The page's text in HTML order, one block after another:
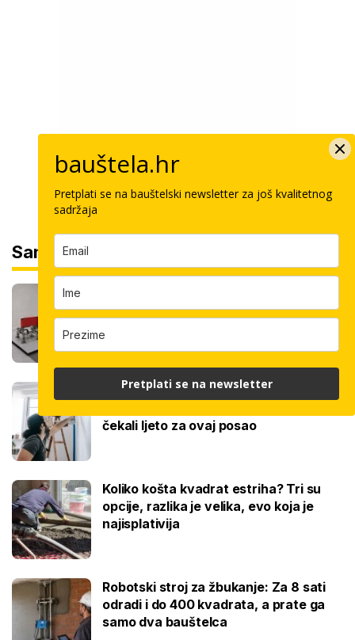
Sam svoj majstor
polaže velike ploče, a u smjeni odradi
Ovo je cijena kvadrata krečenja,
čekali ljeto za ovaj posao
Koliko košta kvadrat estriha? Tri su
opcije, razlika je velika, evo koja je
najisplativija
Robotski stroj za žbukanje: Za 8 sati
odradi i do 400 kvadrata, a prate ga
samo dva bauštelca
bauštela.hr
Pretplati se na bauštelski newsletter za još kvalitetnog
sadržaja
Pretplati se na newsletter